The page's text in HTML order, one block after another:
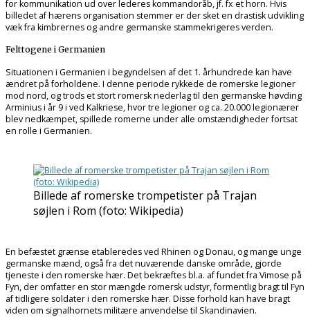
for kommunikation ud over lederes kommandoråb, jf. fx et horn. Hvis
billedet af hærens organisation stemmer er der sket en drastisk udvikling
væk fra kimbrernes og andre germanske stammekrigeres verden.
Felttogene i Germanien
Situationen i Germanien i begyndelsen af det 1. århundrede kan have
ændret på forholdene. I denne periode rykkede de romerske legioner
mod nord, og trods et stort romersk nederlag til den germanske høvding
Arminius i år 9 i ved Kalkriese, hvor tre legioner og ca. 20.000 legionærer
blev nedkæmpet, spillede romerne under alle omstændigheder fortsat
en rolle i Germanien.
Billede af romerske trompetister på Trajan
søjlen i Rom (foto: Wikipedia)
En befæstet grænse etableredes ved Rhinen og Donau, og mange unge
germanske mænd, også fra det nuværende danske område, gjorde
tjeneste i den romerske hær. Det bekræftes bl.a. af fundet fra Vimose på
Fyn, der omfatter en stor mængde romersk udstyr, formentlig bragt til Fyn
af tidligere soldater i den romerske hær. Disse forhold kan have bragt
viden om signalhornets militære anvendelse til Skandinavien.